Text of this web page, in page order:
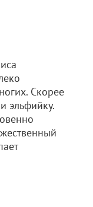
Скорее
эльфийку.